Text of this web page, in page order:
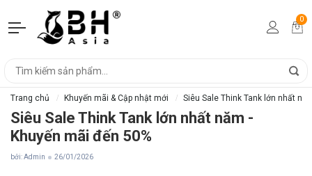
0
Trang chủ Khuyến mãi & Cập nhật mới Siêu Sale Think Tank lớn nhất
Siêu Sale Think Tank lớn nhất năm -
Khuyến mãi đến 50%
bởi: Admin 26/01/2026